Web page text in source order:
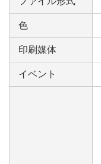
色
印刷媒体
イベント